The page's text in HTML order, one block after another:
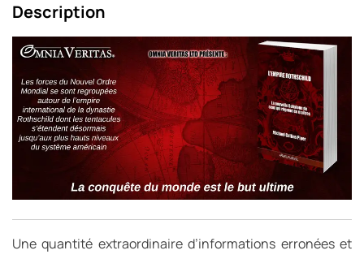
Description
Une quantité extraordinaire d’informations erronées et